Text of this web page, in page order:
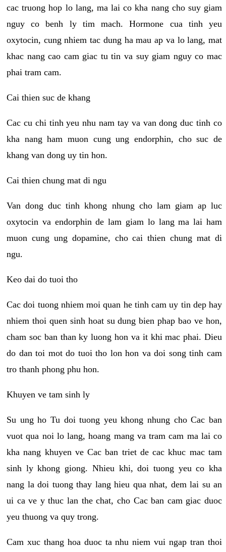
cac truong hop lo lang, ma lai co kha nang cho suy giam
nguy co benh ly tim mach. Hormone cua tinh yeu
oxytocin, cung nhiem tac dung ha mau ap va lo lang, mat
khac nang cao cam giac tu tin va suy giam nguy co mac
phai tram cam.
Cai thien suc de khang
Cac cu chi tinh yeu nhu nam tay va van dong duc tinh co
kha nang ham muon cung ung endorphin, cho suc de
khang van dong uy tin hon.
Cai thien chung mat di ngu
Van dong duc tinh khong nhung cho lam giam ap luc
oxytocin va endorphin de lam giam lo lang ma lai ham
muon cung ung dopamine, cho cai thien chung mat di
ngu.
Keo dai do tuoi tho
Cac doi tuong nhiem moi quan he tinh cam uy tin dep hay
nhiem thoi quen sinh hoat su dung bien phap bao ve hon,
cham soc ban than ky luong hon va it khi mac phai. Dieu
do dan toi mot do tuoi tho lon hon va doi song tinh cam
tro thanh phong phu hon.
Khuyen ve tam sinh ly
Su ung ho Tu doi tuong yeu khong nhung cho Cac ban
vuot qua noi lo lang, hoang mang va tram cam ma lai co
kha nang khuyen ve Cac ban triet de cac khuc mac tam
sinh ly khong giong. Nhieu khi, doi tuong yeu co kha
nang la doi tuong thay lang hieu qua nhat, dem lai su an
ui ca ve y thuc lan the chat, cho Cac ban cam giac duoc
yeu thuong va quy trong.
Cam xuc thang hoa duoc ta nhu niem vui ngap tran thoi